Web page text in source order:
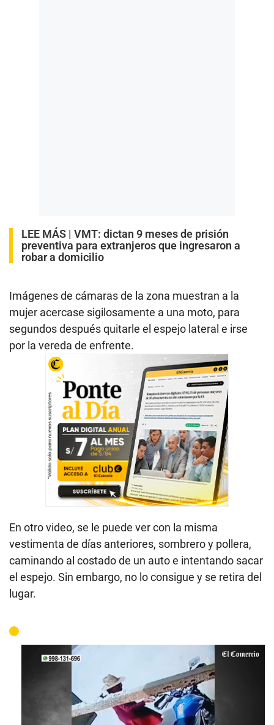
LEE MÁS | VMT: dictan 9 meses de prisión
preventiva para extranjeros que ingresaron a
robar a domicilio
Imágenes de cámaras de la zona muestran a la
mujer acercase sigilosamente a una moto, para
segundos después quitarle el espejo lateral e irse
por la vereda de enfrente.
En otro video, se le puede ver con la misma
vestimenta de días anteriores, sombrero y pollera,
caminando al costado de un auto e intentando sacar
el espejo. Sin embargo, no lo consigue y se retira del
lugar.